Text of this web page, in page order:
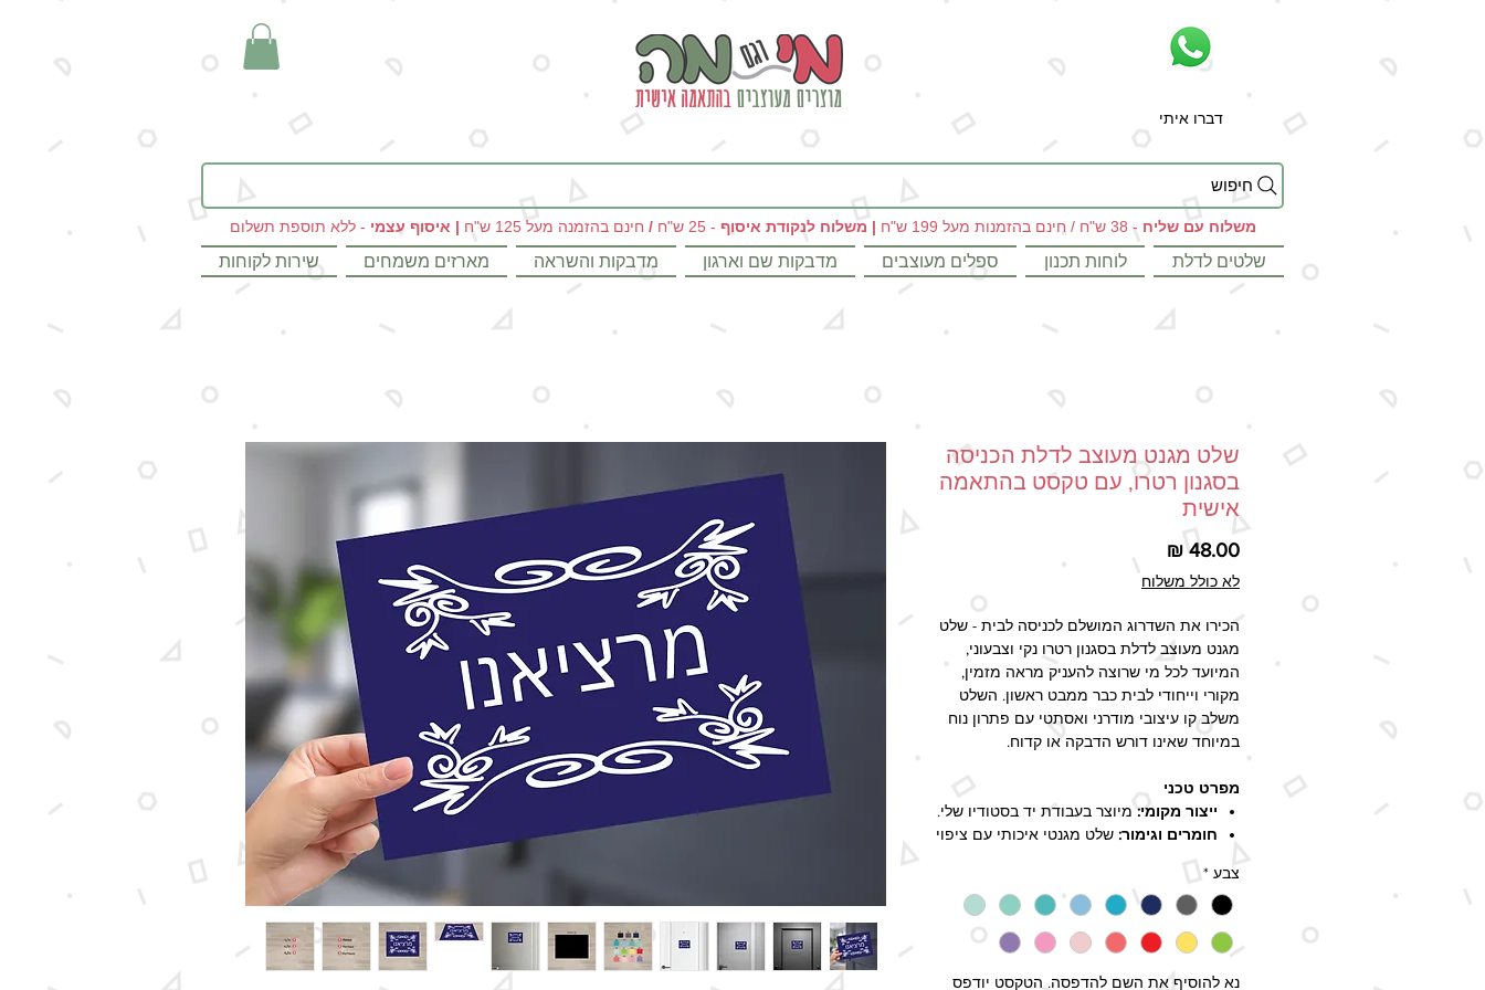
דברו איתי
חיפוש
משלוח עם שליח - 38 ש"ח / חינם בהזמנות מעל 199 ש"ח | משלוח לנקודת איסוף - 25 ש"ח / חינם בהזמנה מעל 125 ש"ח | איסוף עצמי - ללא תוספת תשלום
שלטים לדלת לוחות תכנון ספלים מעוצבים מדבקות שם וארגון מדבקות והשראה מארזים משמחים שירות לקוחות
שלט מגנט מעוצב לדלת הכניסה
בסגנון רטרו, עם טקסט בהתאמה
אישית
לא כולל משלוח
הכירו את השדרוג המושלם לכניסה לבית - שלט
מגנט מעוצב לדלת בסגנון רטרו נקי וצבעוני,
המיועד לכל מי שרוצה להעניק מראה מזמין,
מקורי וייחודי לבית כבר ממבט ראשון. השלט
משלב קו עיצובי מודרני ואסתטי עם פתרון נוח
במיוחד שאינו דורש הדבקה או קדוח.
מפרט טכני
ייצור מקומי: מיוצר בעבודת יד בסטודיו שלי.
חומרים וגימור: שלט מגנטי איכותי עם ציפוי
מידות השלט:
מ
גוון צבעים:
15 גוונים ייחודיים לבחירה
שפות ופונטים:אפשרות לכיתוב בעברית,
צבע *
נא להוסיף את השם להדפסה. הטקסט יודפס